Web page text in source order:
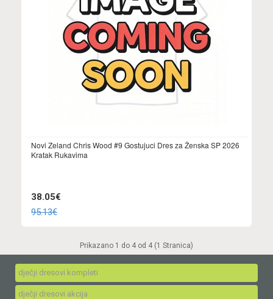
Novi Zeland Chris Wood #9 Gostujuci Dres za Ženska SP 2026
Kratak Rukavima
38.05€
95.13€
Prikazano 1 do 4 od 4 (1 Stranica)
dječji dresovi kompleti
dječji dresovi akcija